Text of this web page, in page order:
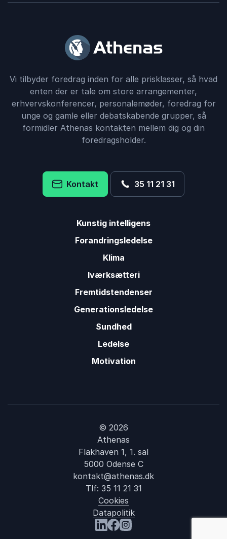
Vi tilbyder foredrag inden for alle prisklasser, så hvad
enten der er tale om store arrangementer,
erhvervskonferencer, personalemøder, foredrag for
unge og gamle eller debatskabende grupper, så
formidler Athenas kontakten mellem dig og din
foredragsholder.
Kontakt 35 11 21 31
Kunstig intelligens
Forandringsledelse
Klima
Iværksætteri
Fremtidstendenser
Generationsledelse
Sundhed
Ledelse
Motivation
© 2026
Athenas
Flakhaven 1, 1. sal
5000 Odense C
kontakt@athenas.dk
Tlf: 35 11 21 31
Cookies
Datapolitik